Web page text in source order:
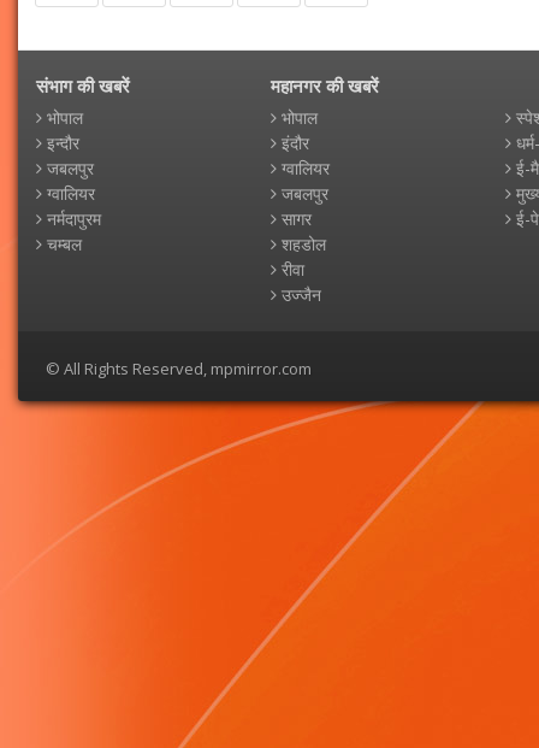
संभाग की खबरें
भोपाल
इन्दौर
जबलपुर
ग्वालियर
नर्मदापुरम
चम्बल
महानगर की खबरें
भोपाल
इंदौर
ग्वालियर
जबलपुर
सागर
शहडोल
रीवा
उज्जैन
ई-
ई-
© All Rights Reserved, mpmirror.com